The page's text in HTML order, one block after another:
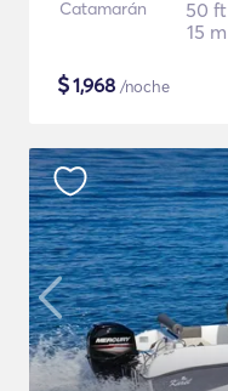
Catamarán
50 ft
15 m
$1,968 /noche